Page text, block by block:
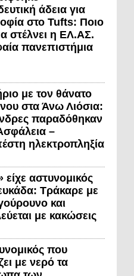
άδεια για
στο Tufts: Ποιο
στέλνει η ΕΛ.ΑΣ.
πανεπιστήμια
με τον θάνατο
στα Άνω Λιόσια:
παραδόθηκαν
–
ηλεκτροπληξία
είχε αστυνομικός
Τράκαρε με
και
με κακώσεις
που
με νερό τα